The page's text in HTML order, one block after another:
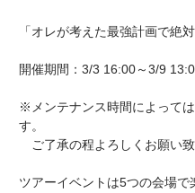
「オレが考えた最強計画で絶
開催期間：3/3 16:00～3/9
※メンテナンス時間によって
す。
ご了承の程よろしくお願い致
ツアーイベントは5つの会場